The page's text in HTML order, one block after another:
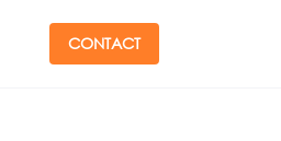
CONTACT